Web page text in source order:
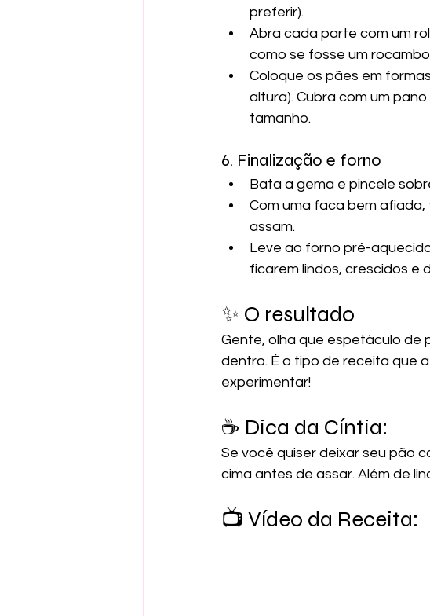
preferir).
Abra cada parte com um
como se fosse um
Coloque os pães em
altura). Cubra com um
tamanho.
6. Finalização e forno
Bata a gema e pincele
Com uma faca bem
assam.
Leve ao forno pré-
ficarem lindos, crescidos e
✨ O resultado
Gente, olha que espetáculo de
dentro. É o tipo de receita que
experimentar!
☕ Dica da Cíntia:
Se você quiser deixar seu pão
cima antes de assar. Além de
📺 Vídeo da Receita: